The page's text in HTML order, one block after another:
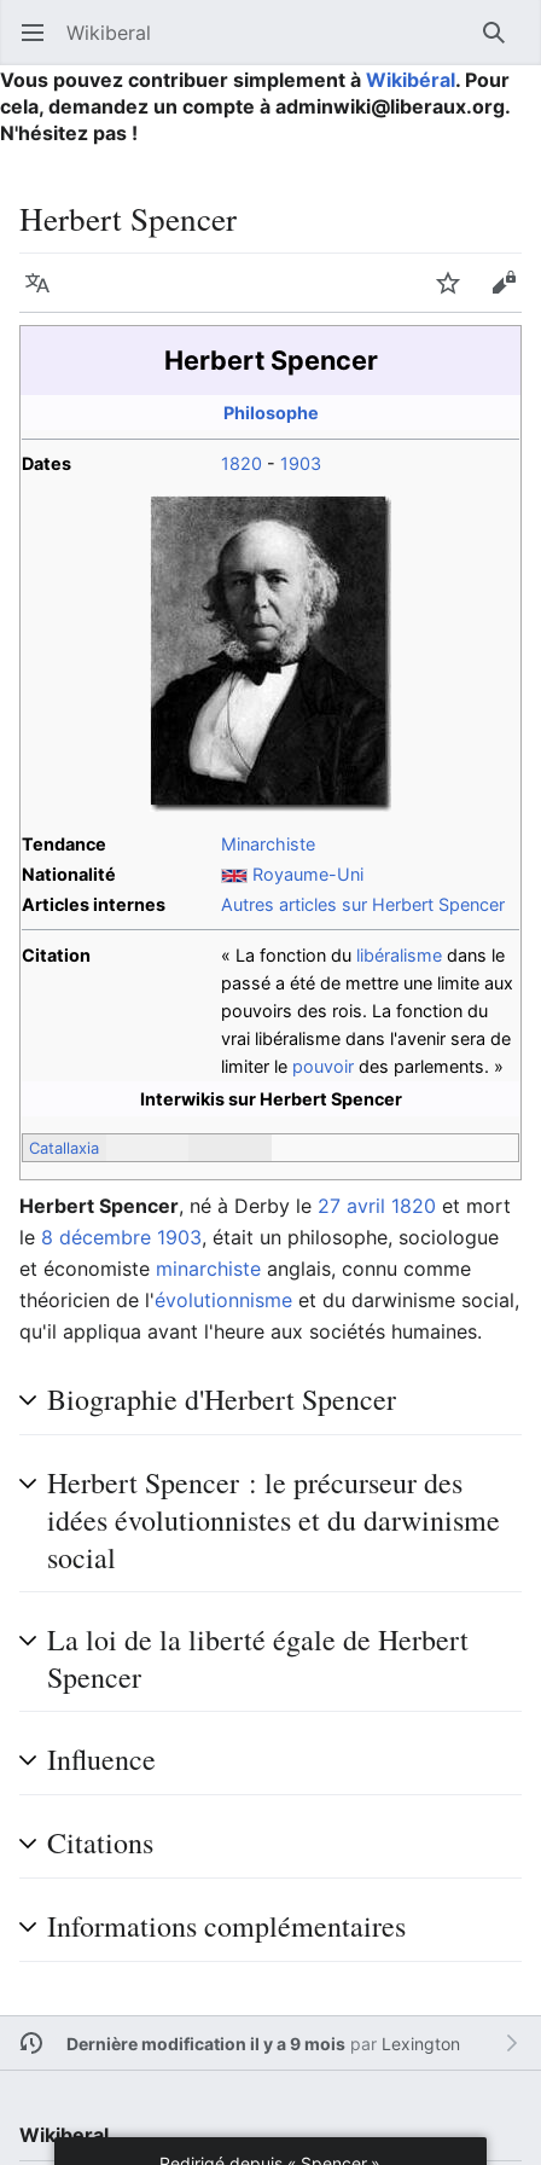
Ouvrir le menu principal Wikiberal
Vous pouvez contribuer simplement à Wikibéral. Pour
cela, demandez un compte à adminwiki@liberaux.org.
N'hésitez pas !
Herbert Spencer
Langue Suivre
Herbert Spencer
Philosophe
Dates 1820 - 1903
Tendance
Minarchiste
Nationalité
Royaume-Uni
Articles internes
Autres articles sur Herbert Spencer
Citation « La fonction du libéralisme dans le
passé a été de mettre une limite aux
pouvoirs des rois. La fonction du
vrai libéralisme dans l'avenir sera de
limiter le pouvoir des parlements. »
Interwikis sur Herbert Spencer
Catallaxia
Herbert Spencer, né à Derby le 27 avril 1820 et mort
le 8 décembre 1903, était un philosophe, sociologue
et économiste minarchiste anglais, connu comme
théoricien de l'évolutionnisme et du darwinisme social,
qu'il appliqua avant l'heure aux sociétés humaines.
Biographie d'Herbert Spencer
Herbert Spencer : le précurseur des
idées évolutionnistes et du darwinisme
social
La loi de la liberté égale de Herbert
Spencer
Influence
Citations
Informations complémentaires
Dernière modification il y a 9 moispar Lexington
Wikiberal